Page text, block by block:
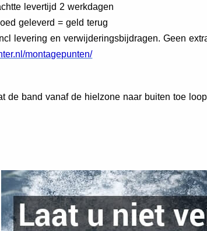
levertijd 2 werkdagen
geleverd = geld terug
levering en verwijderingsbijdragen. Geen
montagepunten/
de band vanaf de hielzone naar buiten toe